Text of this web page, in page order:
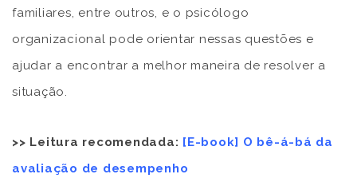
familiares, entre outros, e o psicólogo
organizacional pode orientar nessas questões e
ajudar a encontrar a melhor maneira de resolver a
situação.
>> Leitura recomendada: [E-book] O bê-á-bá da
avaliação de desempenho